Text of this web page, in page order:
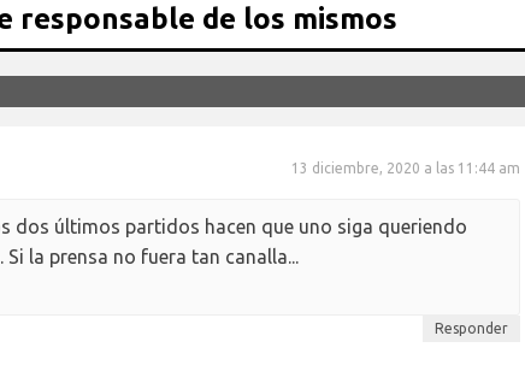
responsable de los mismos
13 diciembre, 2020 a las 11:44 am
dos últimos partidos hacen que uno siga queriendo
la prensa no fuera tan canalla...
Responder